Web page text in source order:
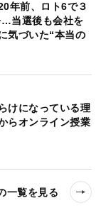
年前、ロト6で３
当選後も会社を
気づいた“本当の
けになっている理
らオンライン授業
一覧を見る